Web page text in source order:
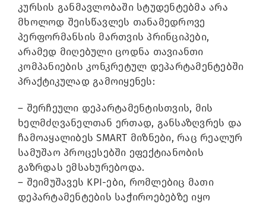
კურსის განმავლობაში სტუდენტებმა არა
მხოლოდ შეისწავლეს თანამედროვე
პერფორმანსის მართვის პრინციპები,
არამედ მიღებული ცოდნა თავიანთი
კომპანიების კონკრეტულ დეპარტამენტებში
პრაქტიკულად გამოიყენეს:
– შერჩეული დეპარტამენტისთვის, მის
ხელმძღვანელთან ერთად, განსაზღვრეს და
ჩამოაყალიბეს SMART მიზნები, რაც რეალურ
სამუშაო პროცესებში ეფექტიანობის
გაზრდას ემსახურებოდა.
– შეიმუშავეს KPI-ები, რომლებიც მათი
დეპარტამენტების საჭიროებებზე იყო